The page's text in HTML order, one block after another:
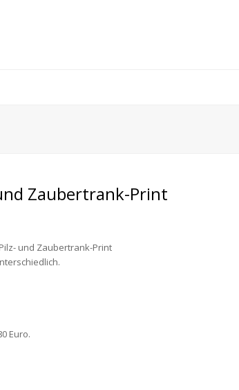
Zaubertrank-Print
und Zaubertrank-Print
Euro.